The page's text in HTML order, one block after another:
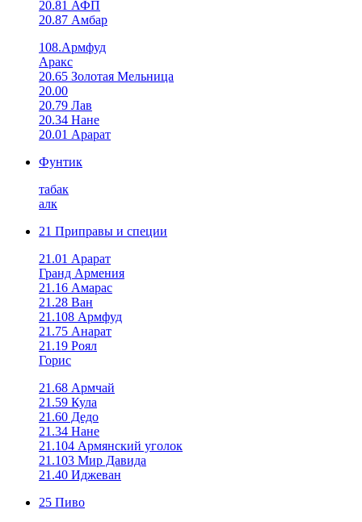
20.81 АФП
20.87 Амбар
108.Армфуд
Аракс
20.65 Золотая Мельница
20.00
20.79 Лав
20.34 Нане
20.01 Арарат
Фунтик
табак
алк
21 Приправы и специи
21.01 Арарат
Гранд Армения
21.16 Амарас
21.28 Ван
21.108 Армфуд
21.75 Анарат
21.19 Роял
Горис
21.68 Армчай
21.59 Кула
21.60 Дедо
21.34 Нане
21.104 Армянский уголок
21.103 Мир Давида
21.40 Иджеван
25 Пиво